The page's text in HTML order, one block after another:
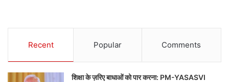
Recent Popular Comments
शिक्षा के ज़रिए बाधाओं को पार करना: PM-YASASVI